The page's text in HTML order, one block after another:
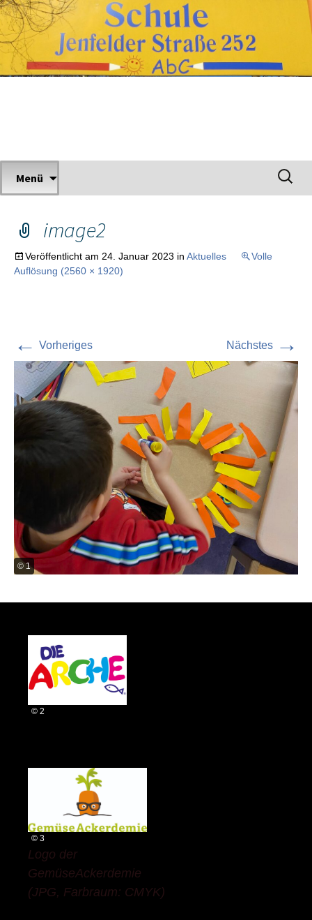
Zum
Inhalt
springen
Grundschule Jenfelder Straße
Menü
Suchen
nach:
image2
Veröffentlicht am 24. Januar 2023 in Aktuelles
Volle
Auflösung (2560 × 1920)
← Vorheriges Nächstes →
© 1
© 2
© 3
Logo der
GemüseAckerdemie
(JPG, Farbraum: CMYK)